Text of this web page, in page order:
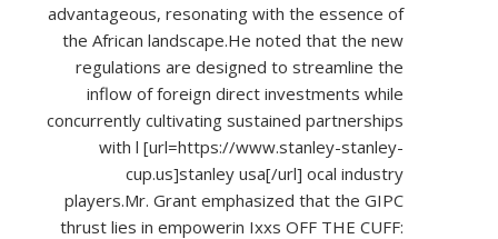
advantageous, resonating with the essence of
the African landscape.He noted that the new
regulations are designed to streamline the
inflow of foreign direct investments while
concurrently cultivating sustained partnerships
with l [url=https://www.stanley-stanley-
cup.us]stanleyusa[/url] ocal industry
players.Mr. Grant emphasized that the GIPC
thrust lies in empowerin Ixxs OFF THE CUFF: